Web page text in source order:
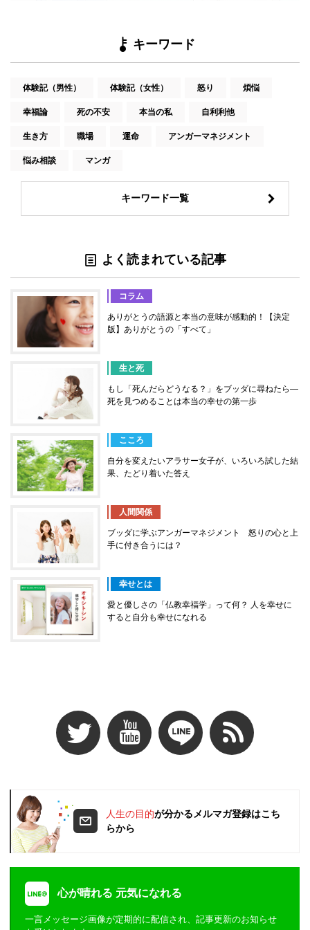
キーワード
体験記（男性） 体験記（女性） 怒り 煩悩
幸福論 死の不安 本当の私 自利利他
生き方 職場 運命 アンガーマネジメント
悩み相談 マンガ
キーワード一覧
よく読まれている記事
コラム
ありがとうの語源と本当の意味が感動的！【決定
版】ありがとうの「すべて」
生と死
もし「死んだらどうなる？」をブッダに尋ねたら―
死を見つめることは本当の幸せの第一歩
こころ
自分を変えたいアラサー女子が、いろいろ試した結
果、たどり着いた答え
人間関係
ブッダに学ぶアンガーマネジメント 怒りの心と上
手に付き合うには？
幸せとは
愛と優しさの「仏教幸福学」って何？ 人を幸せに
すると自分も幸せになれる
人生の目的が分かるメルマガ登録はこち
らから
心が晴れる 元気になれる
一言メッセージ画像が定期的に配信され、記事更新のお知らせ